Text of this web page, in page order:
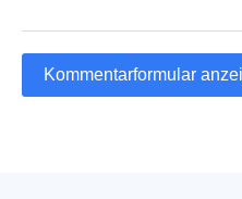
Kommentarformular